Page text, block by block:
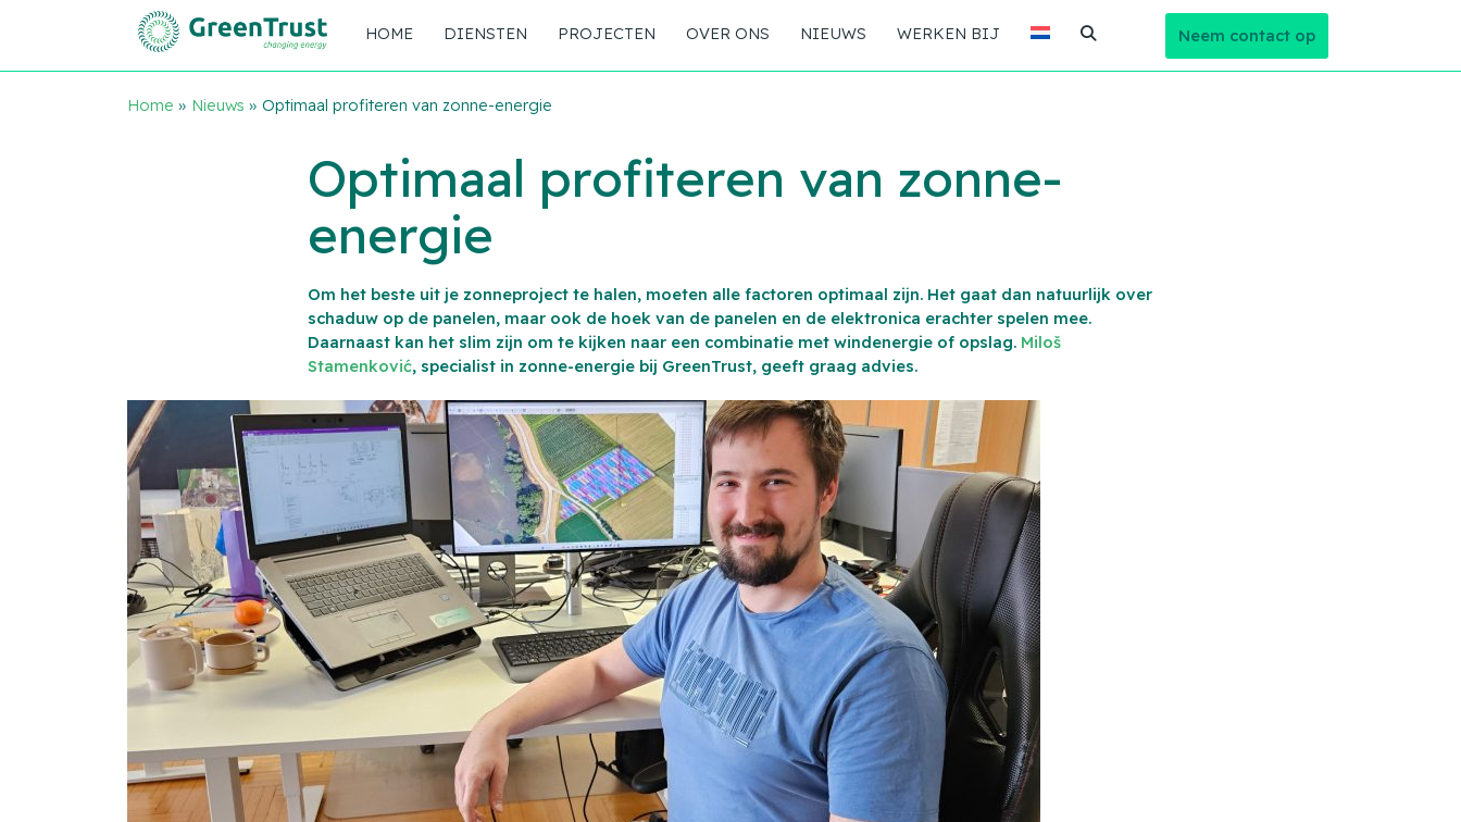
HOME DIENSTEN PROJECTEN OVER ONS NIEUWS WERKEN BIJ Neem contact op
Home » Nieuws » Optimaal profiteren van zonne-energie
Optimaal profiteren van zonne-
energie
Om het beste uit je zonneproject te halen, moeten alle factoren optimaal zijn. Het gaat dan natuurlijk over
schaduw op de panelen, maar ook de hoek van de panelen en de elektronica erachter spelen mee.
Daarnaast kan het slim zijn om te kijken naar een combinatie met windenergie of opslag. Miloš
Stamenković, specialist in zonne-energie bij GreenTrust, geeft graag advies.